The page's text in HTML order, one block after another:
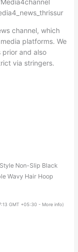
channel, which
platforms. We
and also
via stringers.
Non-Slip Black
Wavy Hair Hoop
GMT +05:30 - More info)